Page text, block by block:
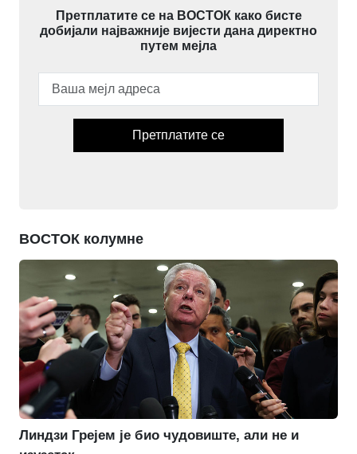
Претплатите се на ВОСТОК како бисте
добијали најважније вијести дана директно
путем мејла
Претплатите се
ВОСТОК колумне
Линдзи Грејем је био чудовиште, али не и